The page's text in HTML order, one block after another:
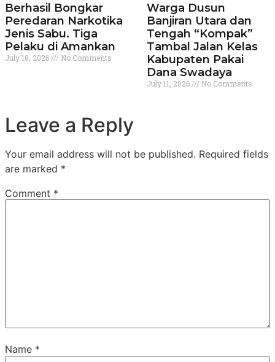
Berhasil Bongkar
Peredaran Narkotika
Jenis Sabu. Tiga
Pelaku di Amankan
July 18, 2026 No Comments
Warga Dusun
Banjiran Utara dan
Tengah “Kompak”
Tambal Jalan Kelas
Kabupaten Pakai
Dana Swadaya
July 11, 2026 No Comments
Leave a Reply
Your email address will not be published. Required fields
are marked *
Comment *
Name *